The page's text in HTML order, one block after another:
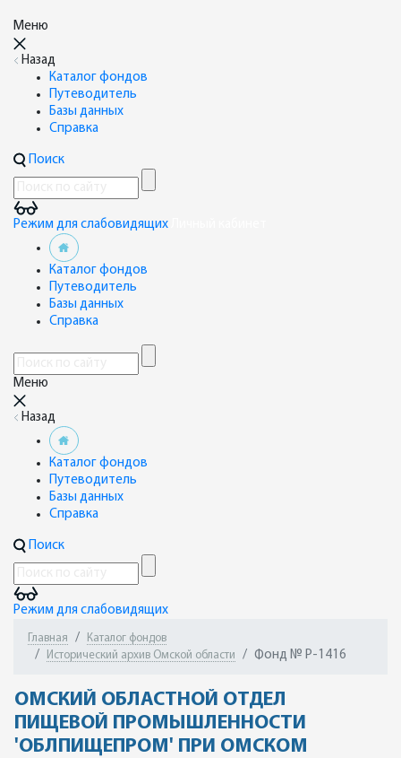
Меню
Назад
Каталог фондов
Путеводитель
Базы данных
Справка
Поиск
Режим для слабовидящих
Каталог фондов
Путеводитель
Базы данных
Справка
Меню
Назад
Каталог фондов
Путеводитель
Базы данных
Справка
Поиск
Режим для слабовидящих
Главная
Каталог фондов
Исторический архив Омской области
Фонд № Р-1416
ОМСКИЙ ОБЛАСТНОЙ ОТДЕЛ
ПИЩЕВОЙ ПРОМЫШЛЕННОСТИ
'ОБЛПИЩЕПРОМ' ПРИ ОМСКОМ